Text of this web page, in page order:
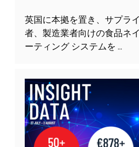
英国に本拠を置き、サプラ
者、製造業者向けの食品ネ
ーティング システムを …